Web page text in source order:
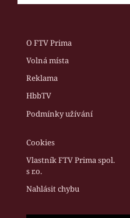
O FTV Prima
Volná místa
Reklama
HbbTV
Podmínky užívání
Cookies
Vlastník FTV Prima spol.
s r.o.
Nahlásit chybu